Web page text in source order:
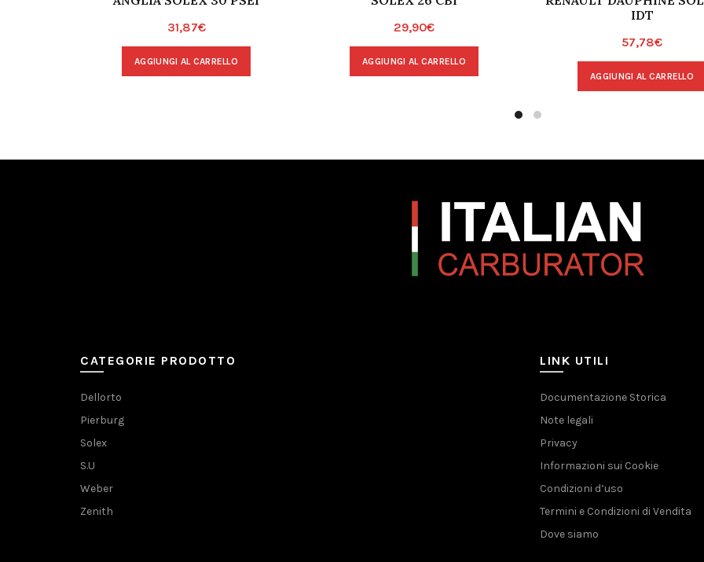
31,87€
AGGIUNGI AL CARRELLO
29,90€
AGGIUNGI AL CARRELLO
IDT
57,78€
AGGIUNGI AL CARRELLO
CATEGORIE PRODOTTO
Dellorto
Pierburg
Solex
S.U
Weber
Zenith
LINK UTILI
Documentazione Storica
Note legali
Privacy
Informazioni sui Cookie
Condizioni d’uso
Termini e Condizioni di Vendita
Dove siamo